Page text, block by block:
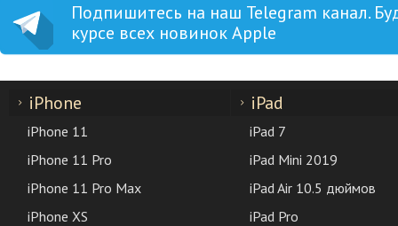
Подпишитесь на наш Telegram канал.
курсе всех новинок Apple
iPhone
iPhone 11
iPhone 11 Pro
iPhone 11 Pro Max
iPhone XS
iPad
iPad 7
iPad Mini 2019
iPad Air 10.5 дюймов
iPad Pro